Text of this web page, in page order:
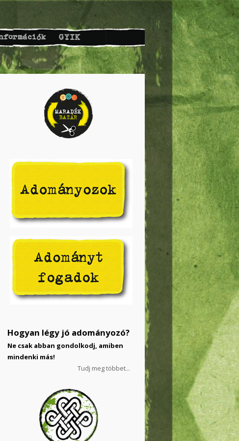
GYIK
Hogyan légy jó adományozó?
Ne csak abban gondolkodj, amiben
mindenki más!
Tudj meg többet...